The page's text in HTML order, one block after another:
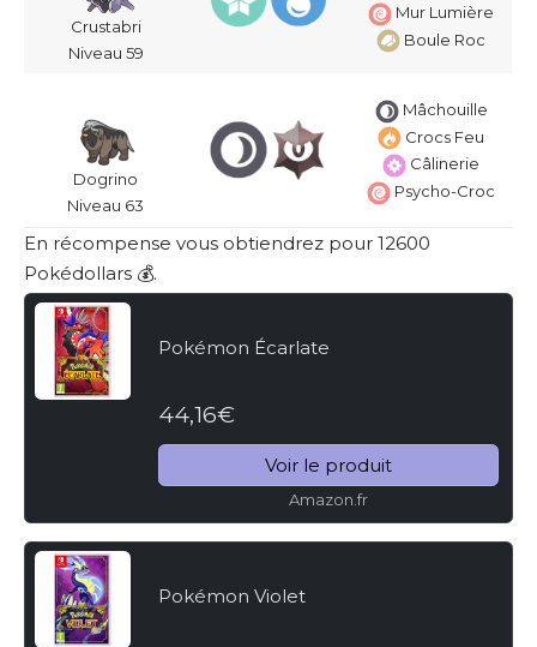
Crustabri
Niveau 59
Mur Lumière
Boule Roc
Dogrino
Niveau 63
Mâchouille
Crocs Feu
Câlinerie
Psycho-Croc
En récompense vous obtiendrez pour 12600
Pokédollars 💰.
Pokémon Écarlate
44,16€
Voir le produit
Amazon.fr
Pokémon Violet